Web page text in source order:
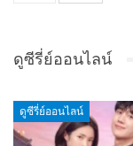
ดูซีรี่ย์ออนไลน์
ดูซีรี่ย์ออนไลน์